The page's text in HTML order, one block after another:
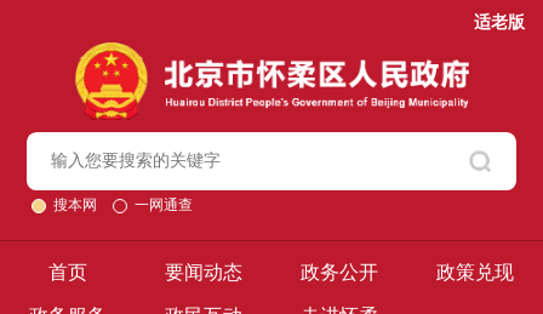
适老版
搜本网 一网通查
首页 要闻动态 政务公开 政策兑现